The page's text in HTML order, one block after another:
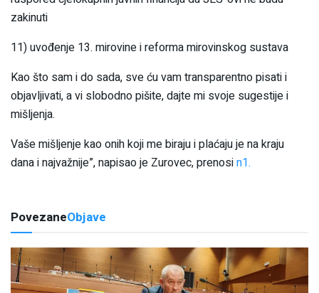
zakinuti
11) uvođenje 13. mirovine i reforma mirovinskog sustava
Kao što sam i do sada, sve ću vam transparentno pisati i
objavljivati, a vi slobodno pišite, dajte mi svoje sugestije i
mišljenja.
Vaše mišljenje kao onih koji me biraju i plaćaju je na kraju
dana i najvažnije”, napisao je Zurovec, prenosin1.
PovezaneObjave